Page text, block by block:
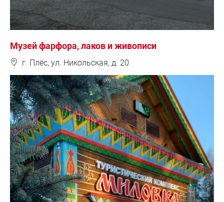
Музей фарфора, лаков и живописи
❽ г. Плёс, ул. Никольская, д. 20